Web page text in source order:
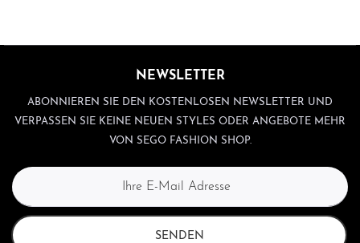
NEWSLETTER
ABONNIEREN SIE DEN KOSTENLOSEN NEWSLETTER UND
VERPASSEN SIE KEINE NEUEN STYLES ODER ANGEBOTE MEHR
VON SEGO FASHION SHOP.
SENDEN